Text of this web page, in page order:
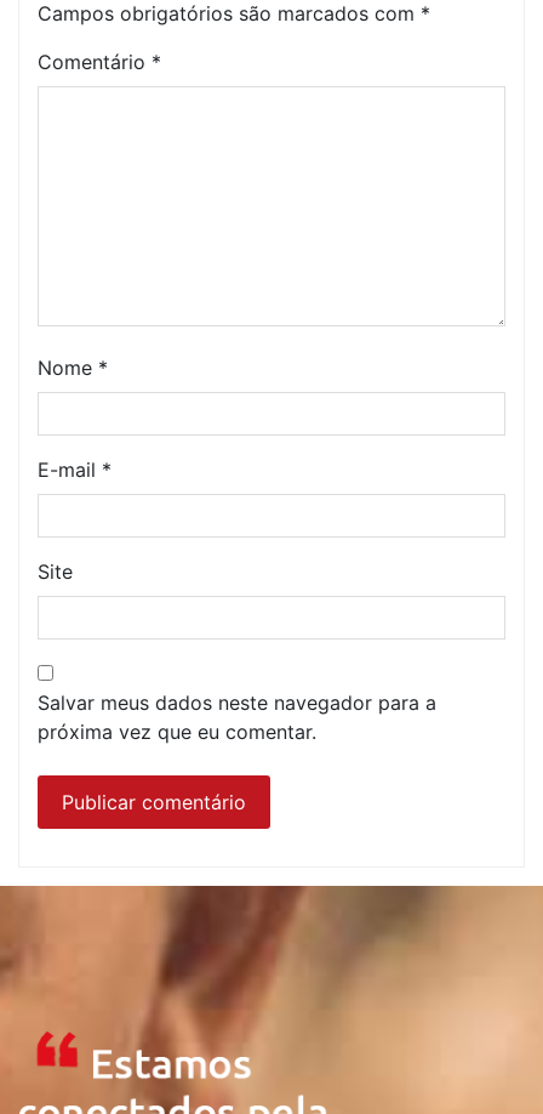
Campos obrigatórios são marcados com *
Comentário *
Nome *
E-mail *
Site
Salvar meus dados neste navegador para a
próxima vez que eu comentar.